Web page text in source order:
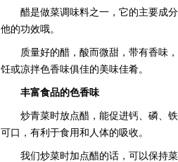
醋是做菜调味料之一，它的主要成分
他的功效哦。
质量好的醋，酸而微甜，带有香味，
饪或凉拌色香味俱佳的美味佳肴。
丰富食品的色香味
炒青菜时放点醋，能促进钙、磷、铁
可口，有利于食用和人体的吸收。
我们炒菜时加点醋的话，可以保持菜